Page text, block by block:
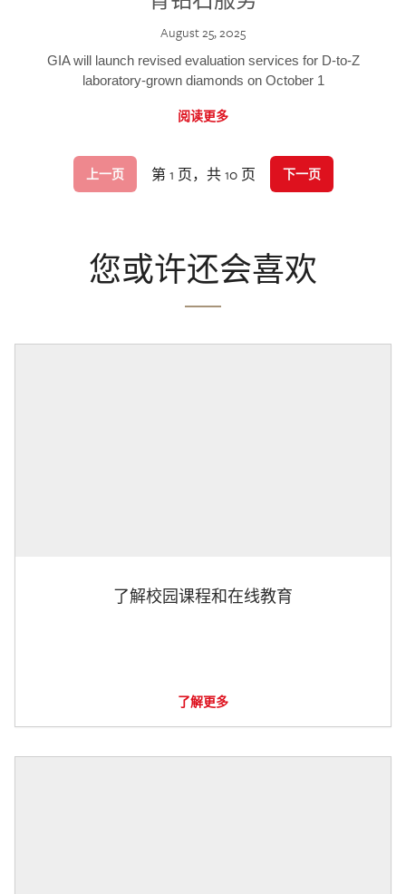
August 25, 2025
GIA will launch revised evaluation services for D-to-Z
laboratory-grown diamonds on October 1
阅读更多
上一页 第 1 页，共 10 页 下一页
您或许还会喜欢
了解校园课程和在线教育
了解更多